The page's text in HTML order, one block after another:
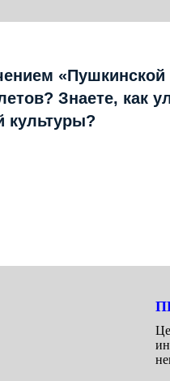
«Пушкинской
Знаете, как
культуры?